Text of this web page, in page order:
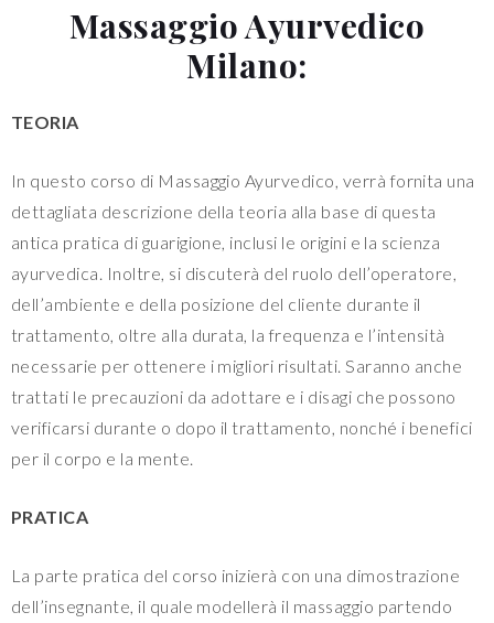
Massaggio Ayurvedico
Milano:
TEORIA
In questo corso di Massaggio Ayurvedico, verrà fornita una
dettagliata descrizione della teoria alla base di questa
antica pratica di guarigione, inclusi le origini e la scienza
ayurvedica. Inoltre, si discuterà del ruolo dell’operatore,
dell’ambiente e della posizione del cliente durante il
trattamento, oltre alla durata, la frequenza e l’intensità
necessarie per ottenere i migliori risultati. Saranno anche
trattati le precauzioni da adottare e i disagi che possono
verificarsi durante o dopo il trattamento, nonché i benefici
per il corpo e la mente.
PRATICA
La parte pratica del corso inizierà con una dimostrazione
dell’insegnante, il quale modellerà il massaggio partendo